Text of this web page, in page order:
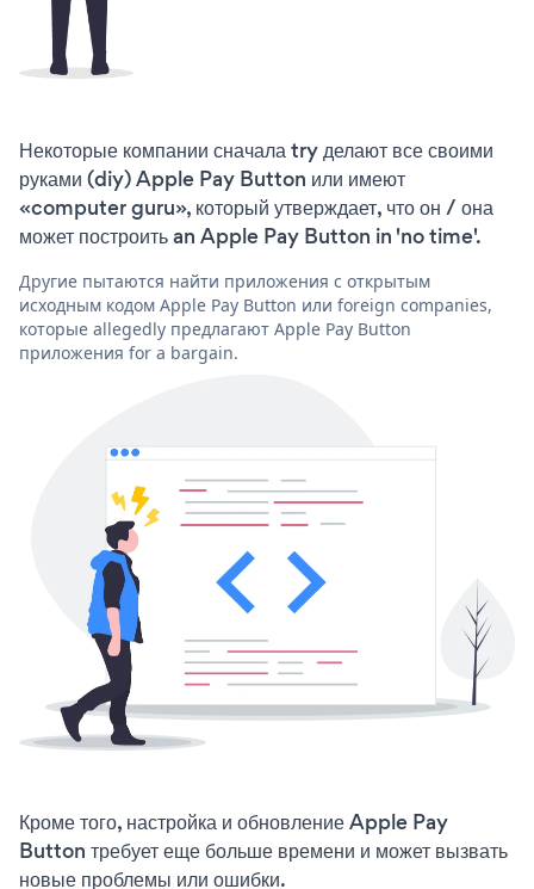
Некоторые компании сначала try делают все своими
руками (diy) Apple Pay Button или имеют
«computer guru», который утверждает, что он / она
может построить an Apple Pay Button in 'no time'.
Другие пытаются найти приложения с открытым
исходным кодом Apple Pay Button или foreign companies,
которые allegedly предлагают Apple Pay Button
приложения for a bargain.
Кроме того, настройка и обновление Apple Pay
Button требует еще больше времени и может вызвать
новые проблемы или ошибки.